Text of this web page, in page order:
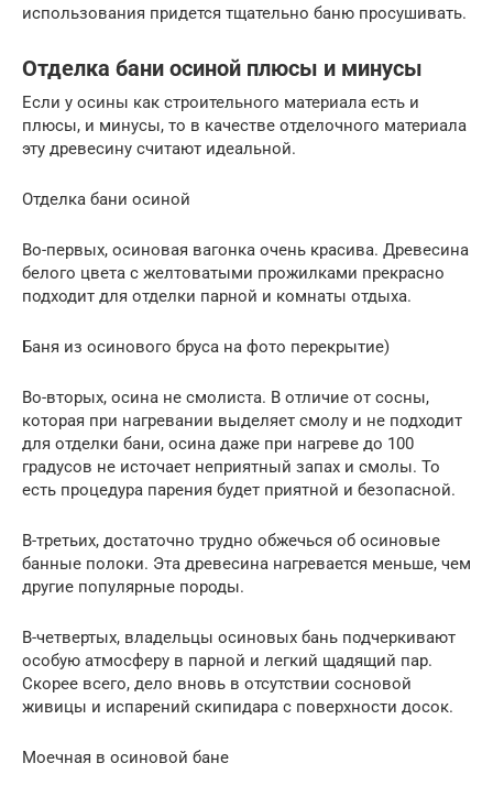
использования придется тщательно баню просушивать.
Отделка бани осиной плюсы и минусы
Если у осины как строительного материала есть и
плюсы, и минусы, то в качестве отделочного материала
эту древесину считают идеальной.
Отделка бани осиной
Во-первых, осиновая вагонка очень красива. Древесина
белого цвета с желтоватыми прожилками прекрасно
подходит для отделки парной и комнаты отдыха.
Баня из осинового бруса на фото перекрытие)
Во-вторых, осина не смолиста. В отличие от сосны,
которая при нагревании выделяет смолу и не подходит
для отделки бани, осина даже при нагреве до 100
градусов не источает неприятный запах и смолы. То
есть процедура парения будет приятной и безопасной.
В-третьих, достаточно трудно обжечься об осиновые
банные полоки. Эта древесина нагревается меньше, чем
другие популярные породы.
В-четвертых, владельцы осиновых бань подчеркивают
особую атмосферу в парной и легкий щадящий пар.
Скорее всего, дело вновь в отсутствии сосновой
живицы и испарений скипидара с поверхности досок.
Моечная в осиновой бане